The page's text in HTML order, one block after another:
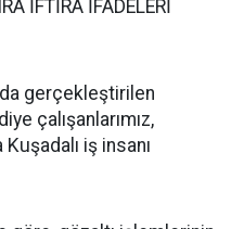
İFTİRA İFADELERİ
gerçekleştirilen
çalışanlarımız,
iş insanı